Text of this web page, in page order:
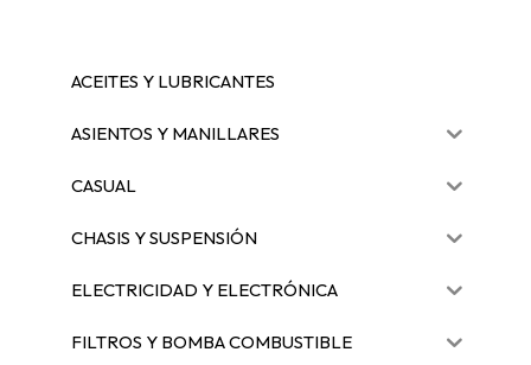
ACEITES Y LUBRICANTES
ASIENTOS Y MANILLARES
CASUAL
CHASIS Y SUSPENSIÓN
ELECTRICIDAD Y ELECTRÓNICA
FILTROS Y BOMBA COMBUSTIBLE